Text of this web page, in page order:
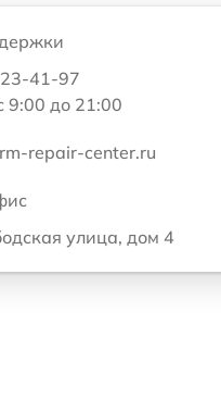
41-97
9:00 до 21:00
repair-center.ru
улица, дом 4